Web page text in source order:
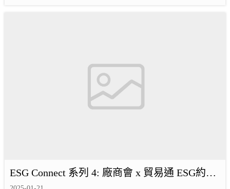
ESG Connect 系列 4: 廠商會 x 貿易通 ESG約章